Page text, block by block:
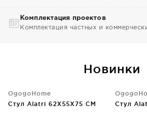
Комплектация проектов
Комплектация частных и
Новинки
OgogoHome
Стул Alatri 62X55X75 CM
Стул